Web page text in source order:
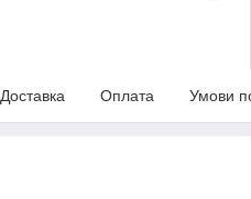
Доставка Оплата Умови